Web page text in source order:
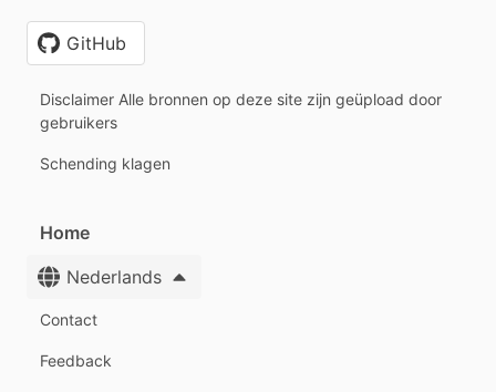
GitHub
Disclaimer Alle bronnen op deze site zijn geüpload door
gebruikers
Schending klagen
Home
Nederlands
Contact
Feedback